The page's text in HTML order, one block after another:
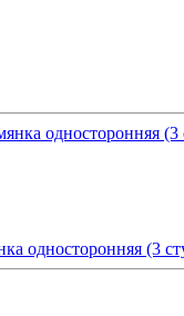
односторонняя (3